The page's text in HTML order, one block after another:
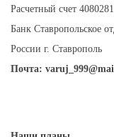
Расчетный счет
Банк Ставропольское
России г. Ставрополь
Почта: